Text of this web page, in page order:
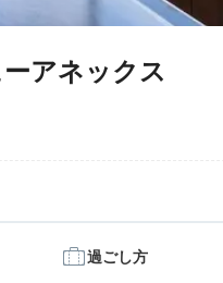
アネックス
過ごし方